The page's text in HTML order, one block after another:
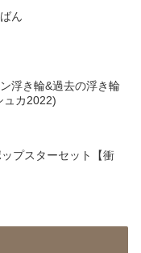
ん
浮き輪&過去の浮き輪
ュカ2022)
ップスターセット【衝